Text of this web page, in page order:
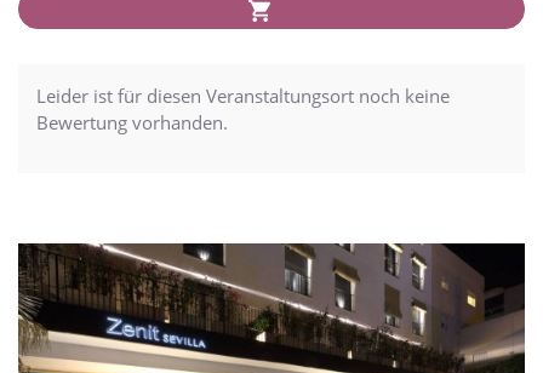
Leider ist für diesen Veranstaltungsort noch keine
Bewertung vorhanden.